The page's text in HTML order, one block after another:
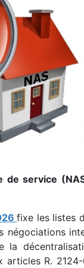
service
fixe les listes
la
R.